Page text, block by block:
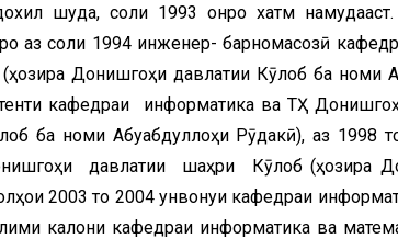
шуда, соли 1993 онро хатм
аз соли 1994 инженер- барномасозӣ
Донишгоҳи давлатии Кӯлоб ба номи
кафедраи информатика ва ТҲ
ба номи Абуабдуллоҳи Рӯдакӣ), аз 1998
давлатии шаҳри Кӯлоб (ҳозира
2003 то 2004 унвонҷуи кафедраи
калони кафедраи информатика ва